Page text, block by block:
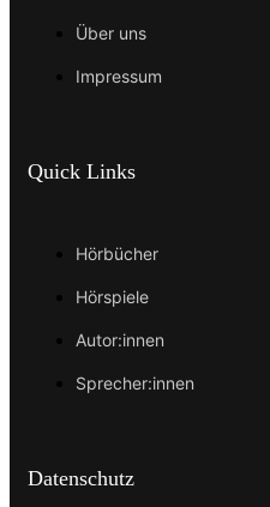
Über uns
Impressum
Quick Links
Hörbücher
Hörspiele
Autor:innen
Sprecher:innen
Datenschutz